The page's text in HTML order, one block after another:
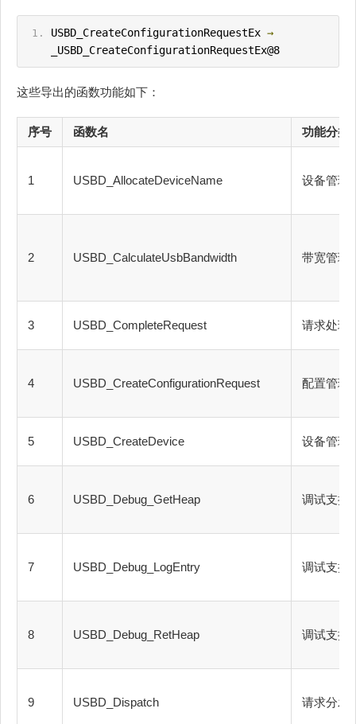
USBD_CreateConfigurationRequestEx →
_USBD_CreateConfigurationRequestEx@8
这些导出的函数功能如下：
序号 函数名 功能分类
1 USBD_AllocateDeviceName 设备管理
2 USBD_CalculateUsbBandwidth 带宽管理
3 USBD_CompleteRequest 请求处理
4 USBD_CreateConfigurationRequest 配置管理
5 USBD_CreateDevice 设备管理
6 USBD_Debug_GetHeap 调试支持
7 USBD_Debug_LogEntry 调试支持
8 USBD_Debug_RetHeap 调试支持
9 USBD_Dispatch 请求分发